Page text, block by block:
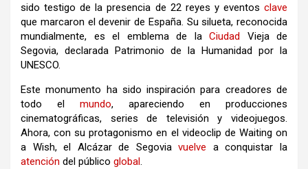
sido testigo de la presencia de 22 reyes y eventos clave
que marcaron el devenir de España. Su silueta, reconocida
mundialmente, es el emblema de la Ciudad
Vieja de
Segovia, declarada Patrimonio de la Humanidad por la
UNESCO.
Este monumento ha sido inspiración para creadores de
todo el mundo, apareciendo en producciones
cinematográficas, series de televisión y videojuegos.
Ahora, con su protagonismo en el videoclip de Waiting on
a Wish, el Alcázar de Segoviavuelve a conquistar la
atención del público global.